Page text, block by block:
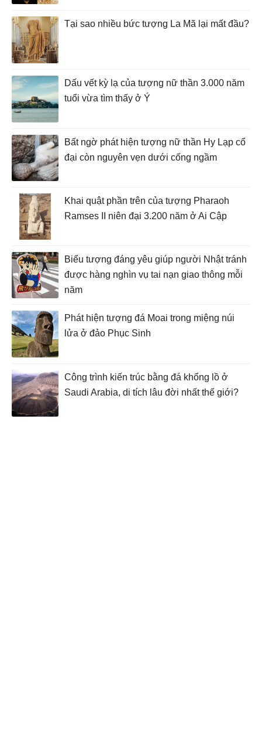
Tại sao nhiều bức tượng La Mã lại mất đầu?
Dấu vết kỳ lạ của tượng nữ thần 3.000 năm
tuổi vừa tìm thấy ở Ý
Bất ngờ phát hiện tượng nữ thần Hy Lạp cổ
đại còn nguyên vẹn dưới cống ngầm
Khai quật phần trên của tượng Pharaoh
Ramses II niên đại 3.200 năm ở Ai Cập
Biểu tượng đáng yêu giúp người Nhật tránh
được hàng nghìn vụ tai nạn giao thông mỗi
năm
Phát hiện tượng đá Moai trong miệng núi
lửa ở đảo Phục Sinh
Công trình kiến ​​trúc bằng đá khổng lồ ở
Saudi Arabia, di tích lâu đời nhất thế giới?